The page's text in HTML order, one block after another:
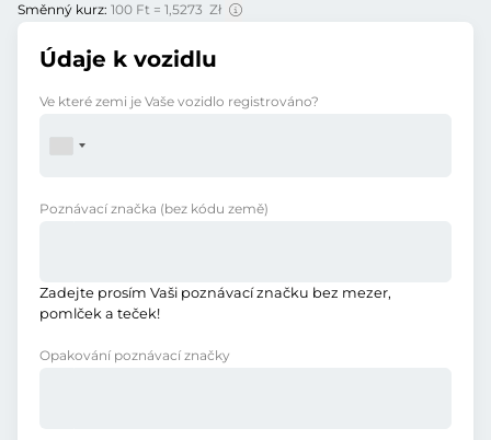
Směnný kurz: 100 Ft = 1,5273 Zł
Údaje k vozidlu
Ve které zemi je Vaše vozidlo registrováno?
Poznávací značka (bez kódu země)
Zadejte prosím Vaši poznávací značku bez mezer,
pomlček a teček!
Opakování poznávací značky